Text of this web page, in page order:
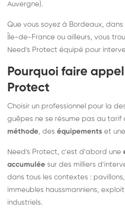
Auvergne).
Que vous soyez à Bordeaux, dans
Île-de-France ou ailleurs, vous
Need's Protect équipé pour
Pourquoi faire
Protect
Choisir un professionnel pour la
guêpes ne se résume pas au tarif
méthode, des équipements et une
Need's Protect, c'est d'abord une
accumulée sur des milliers
dans tous les contextes :
immeubles haussmanniens,
industriels.